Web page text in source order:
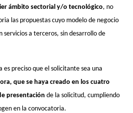
ámbito sectorial y/o tecnológico, no
las propuestas cuyo modelo de negocio
servicios a terceros, sin desarrollo de
es preciso que el solicitante sea una
que se haya creado en los cuatro
presentación de la solicitud, cumpliendo
en la convocatoria.